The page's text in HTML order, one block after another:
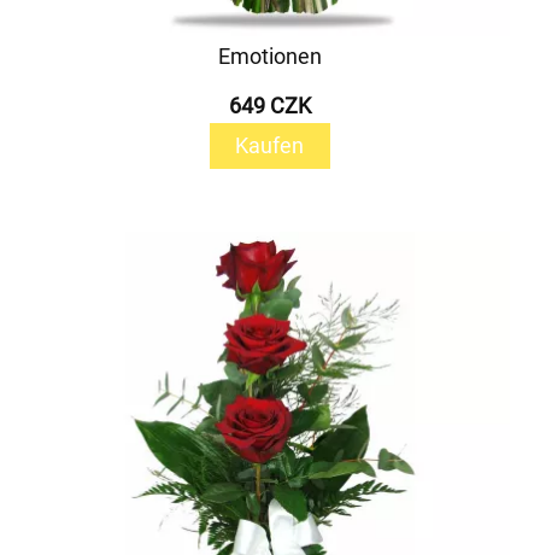
Emotionen
649 CZK
Kaufen